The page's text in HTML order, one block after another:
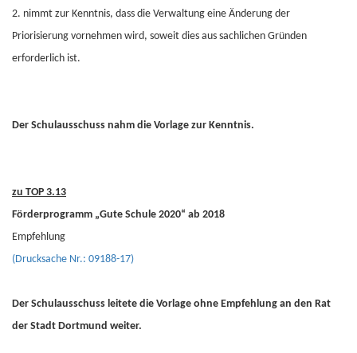
2. nimmt zur Kenntnis, dass die Verwaltung eine Änderung der
Priorisierung vornehmen wird, soweit dies aus sachlichen Gründen
erforderlich ist.
Der Schulausschuss nahm die Vorlage zur Kenntnis.
zu TOP 3.13
Förderprogramm „Gute Schule 2020“ ab 2018
Empfehlung
(Drucksache Nr.: 09188-17)
Der Schulausschuss leitete die Vorlage ohne Empfehlung an den Rat
der Stadt Dortmund weiter.